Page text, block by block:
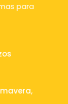
para